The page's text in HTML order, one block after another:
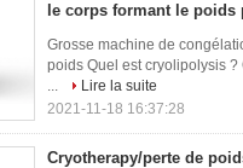
le corps formant le poids
Grosse machine de
poids Quel est cryolipolysis
...
Lire la suite
2021-11-18 16:37:28
Cryotherapy/perte de